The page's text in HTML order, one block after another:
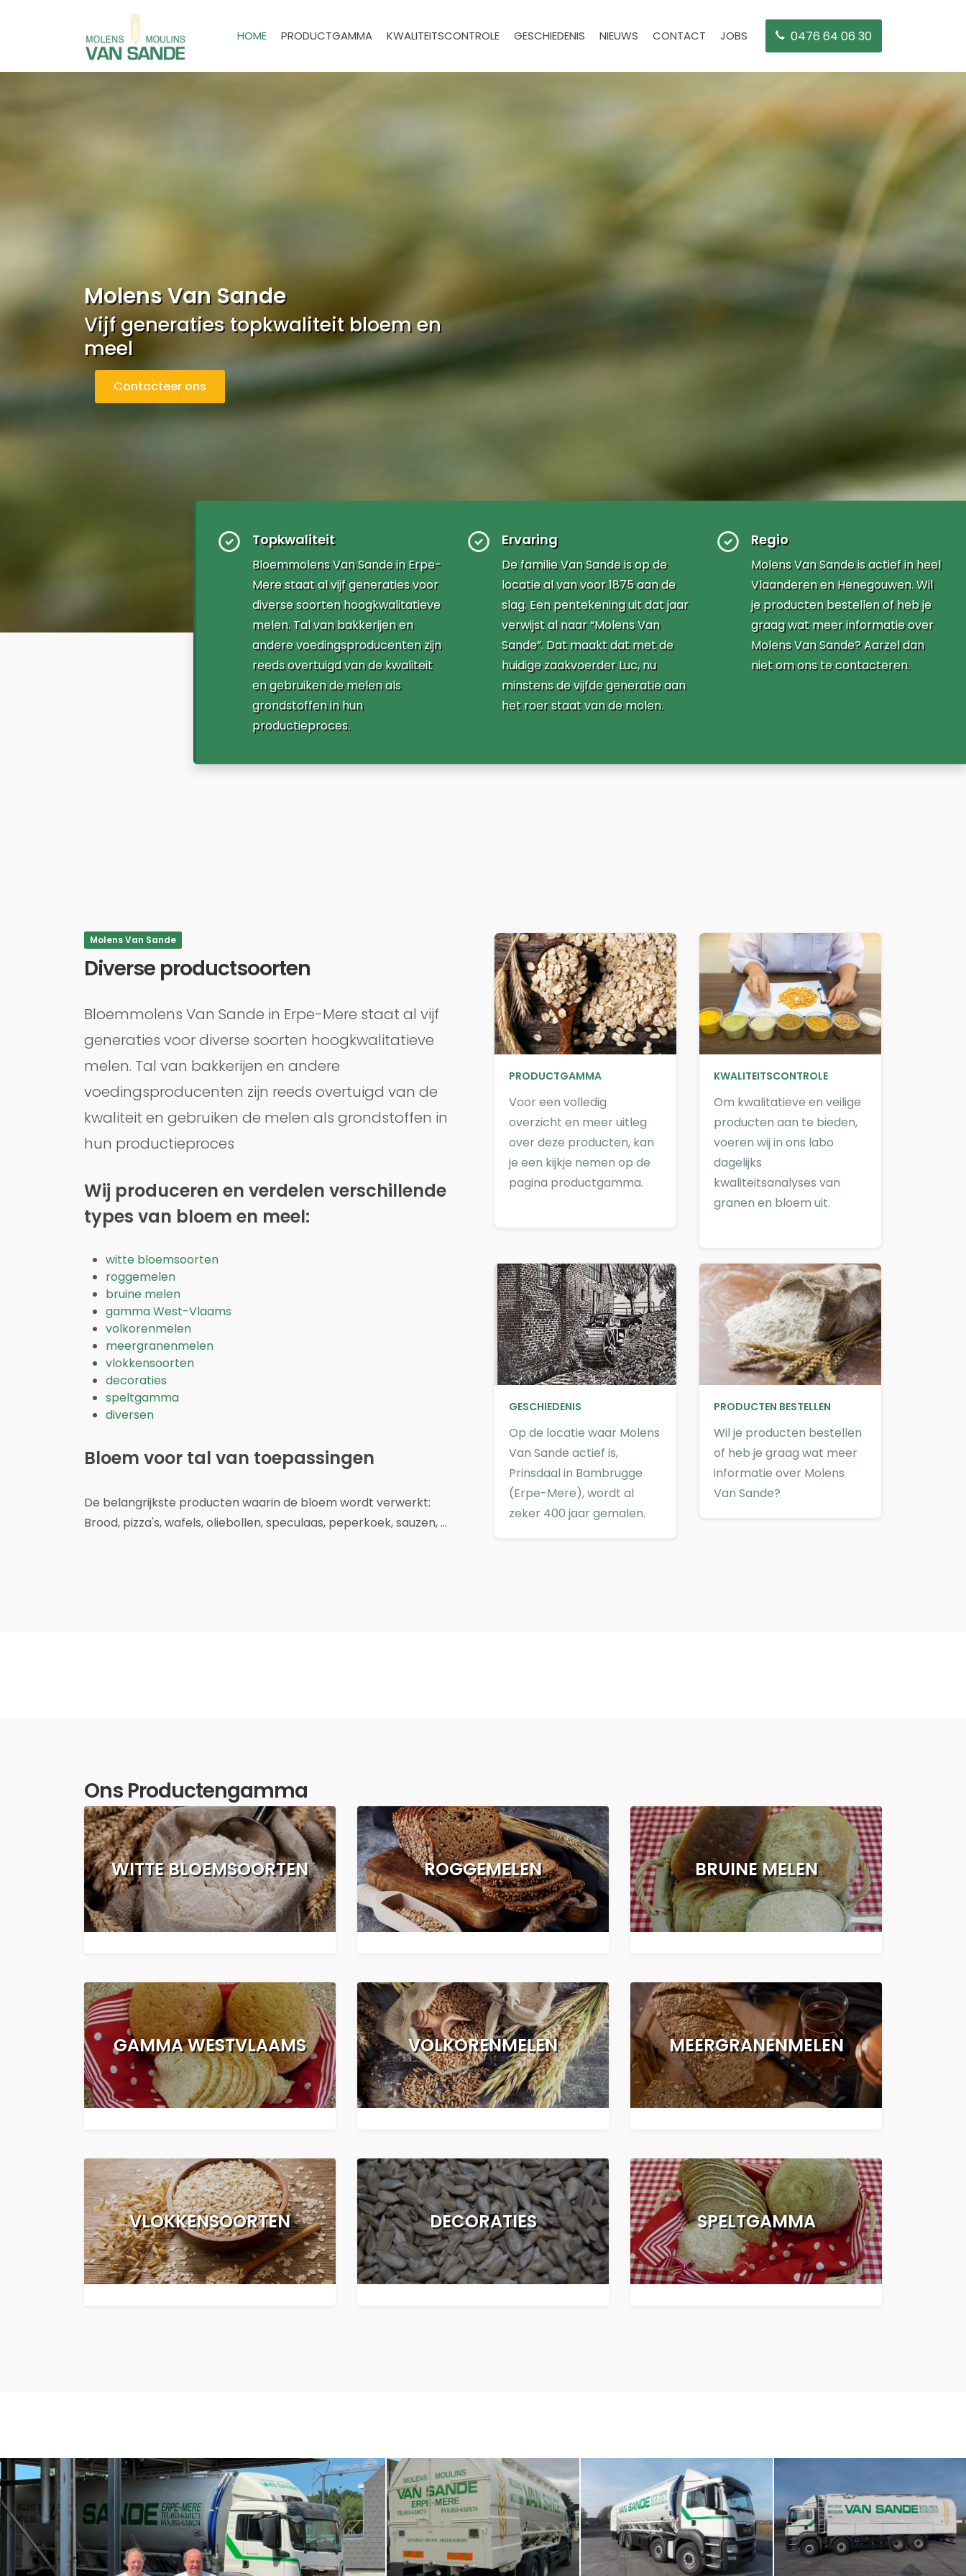
0476 64 06 30
HOME PRODUCTGAMMA KWALITEITSCONTROLE GESCHIEDENIS NIEUWS CONTACT JOBS
Molens Van Sande
Vijf generaties topkwaliteit bloem en
meel
Contacteer ons
Topkwaliteit
Bloemmolens Van Sande in Erpe-
Mere staat al vijf generaties voor
diverse soorten hoogkwalitatieve
melen. Tal van bakkerijen en
andere voedingsproducenten zijn
reeds overtuigd van de kwaliteit
en gebruiken de melen als
grondstoffen in hun
productieproces.
Ervaring
De familie Van Sande is op de
locatie al van voor 1875 aan de
slag. Een pentekening uit dat jaar
verwijst al naar “Molens Van
Sande”. Dat maakt dat met de
huidige zaakvoerder Luc, nu
minstens de vijfde generatie aan
het roer staat van de molen.
Regio
Molens Van Sande is actief in heel
Vlaanderen en Henegouwen. Wil
je producten bestellen of heb je
graag wat meer informatie over
Molens Van Sande? Aarzel dan
niet om ons te contacteren.
Molens Van Sande
Diverse productsoorten
Bloemmolens Van Sande in Erpe-Mere staat al vijf
generaties voor diverse soorten hoogkwalitatieve
melen. Tal van bakkerijen en andere
voedingsproducenten zijn reeds overtuigd van de
kwaliteit en gebruiken de melen als grondstoffen in
hun productieproces
Wij produceren en verdelen verschillende
types van bloem en meel:
witte bloemsoorten
roggemelen
bruine melen
gamma West-Vlaams
volkorenmelen
meergranenmelen
vlokkensoorten
decoraties
speltgamma
diversen
Bloem voor tal van toepassingen
De belangrijkste producten waarin de bloem wordt verwerkt:
Brood, pizza's, wafels, oliebollen, speculaas, peperkoek, sauzen, ...
PRODUCTGAMMA
Voor een volledig
overzicht en meer uitleg
over deze producten, kan
je een kijkje nemen op de
pagina productgamma.
KWALITEITSCONTROLE
Om kwalitatieve en veilige
producten aan te bieden,
voeren wij in ons labo
dagelijks
kwaliteitsanalyses van
granen en bloem uit.
GESCHIEDENIS
Op de locatie waar Molens
Van Sande actief is,
Prinsdaal in Bambrugge
(Erpe-Mere), wordt al
zeker 400 jaar gemalen.
PRODUCTEN BESTELLEN
Wil je producten bestellen
of heb je graag wat meer
informatie over Molens
Van Sande?
Ons Productengamma
WITTE BLOEMSOORTEN ROGGEMELEN BRUINE MELEN
GAMMA WESTVLAAMS VOLKORENMELEN MEERGRANENMELEN
VLOKKENSOORTEN DECORATIES SPELTGAMMA